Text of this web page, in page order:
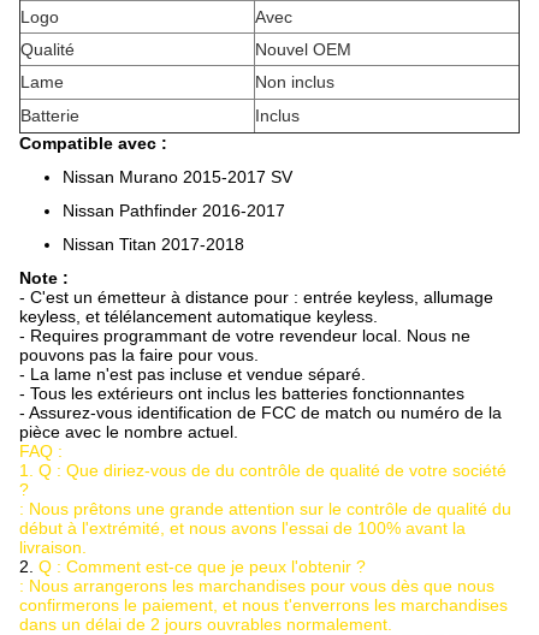
Logo
Avec
Qualité
Nouvel OEM
Lame
Non inclus
Batterie
Inclus
Compatible avec :
Nissan Murano 2015-2017 SV
Nissan Pathfinder 2016-2017
Nissan Titan 2017-2018
Note :
- C'est un émetteur à distance pour : entrée keyless, allumage
keyless, et télélancement automatique keyless.
- Requires programmant de votre revendeur local. Nous ne
pouvons pas la faire pour vous.
- La lame n'est pas incluse et vendue séparé.
- Tous les extérieurs ont inclus les batteries fonctionnantes
- Assurez-vous identification de FCC de match ou numéro de la
pièce avec le nombre actuel.
FAQ :
1. Q : Que diriez-vous de du contrôle de qualité de votre société
?
: Nous prêtons une grande attention sur le contrôle de qualité du
début à l'extrémité, et nous avons l'essai de 100% avant la
livraison.
2. Q : Comment est-ce que je peux l'obtenir ?
: Nous arrangerons les marchandises pour vous dès que nous
confirmerons le paiement, et nous t'enverrons les marchandises
dans un délai de 2 jours ouvrables normalement.